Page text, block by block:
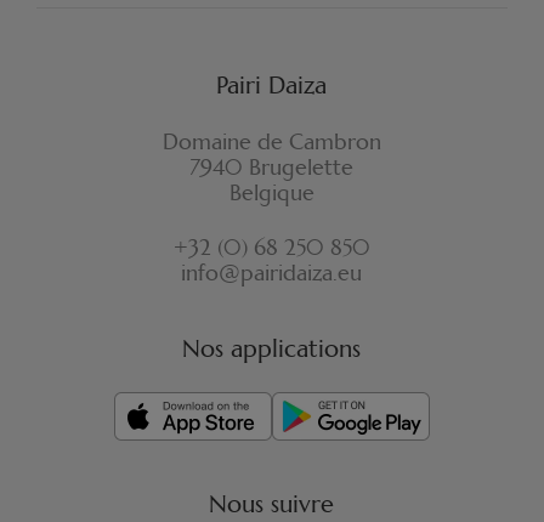
Pairi Daiza
Domaine de Cambron
7940 Brugelette
Belgique
+32 (0) 68 250 850
info@pairidaiza.eu
Nos applications
Nous suivre